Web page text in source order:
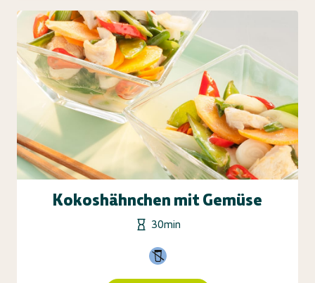
Kokoshähnchen mit Gemüse
30min